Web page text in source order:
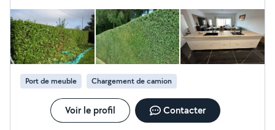
Port de meuble Chargement de camion
Voir le profil Contacter